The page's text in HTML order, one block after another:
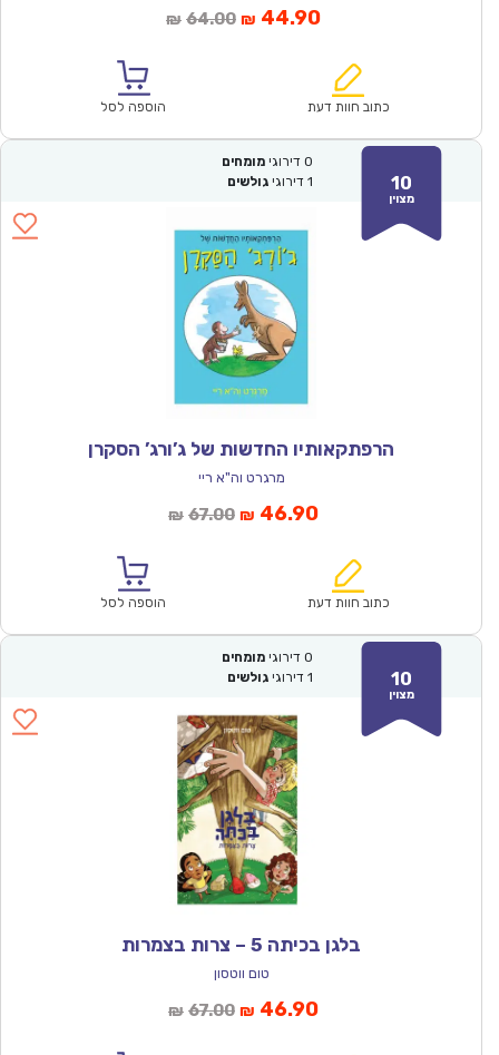
₪ 64.00המחיר
₪64.00.
₪ 44.90המחיר
הוא:
כתוב חוות דעת הוספה לסל
10
מצוין
0 דירוגי מומחים
1 דירוגי גולשים
הרפתקאותיו החדשות של ג’ורג’ הסקרן
מרגרט וה"א ריי
₪ 67.00המחיר
₪67.00.
₪ 46.90המחיר
הוא:
כתוב חוות דעת הוספה לסל
10
מצוין
0 דירוגי מומחים
1 דירוגי גולשים
בלגן בכיתה 5 – צרות בצמרות
טום ווטסון
₪ 67.00המחיר
₪ 46.90המחיר